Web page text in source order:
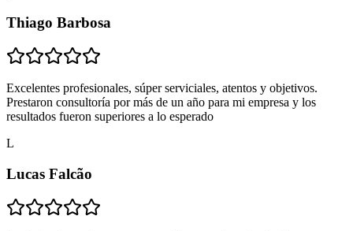
Thiago Barbosa
Excelentes profesionales, súper serviciales, atentos y objetivos.
Prestaron consultoría por más de un año para mi empresa y los
resultados fueron superiores a lo esperado
L
Lucas Falcão